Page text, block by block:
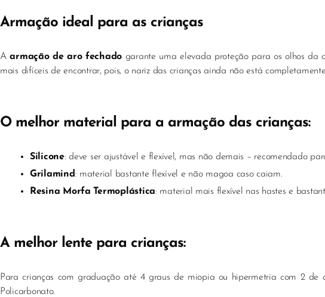
Armação ideal para as crianças
Aarmação de aro fechado garante uma elevada proteção para os olhos da
mais difíceis de encontrar, pois, o nariz das crianças ainda não está
O melhor material para a armação das crianças:
Silicone: deve ser ajustável e flexível, mas não demais – recomendado
Grilamind : material bastante flexível e não magoa caso caiam.
Resina Morfa Termoplástica: material mais flexível nas hastes e
A melhor lente para crianças:
Para crianças com graduação até 4 graus de miopia ou hipermetria com 2 de
Policarbonato.